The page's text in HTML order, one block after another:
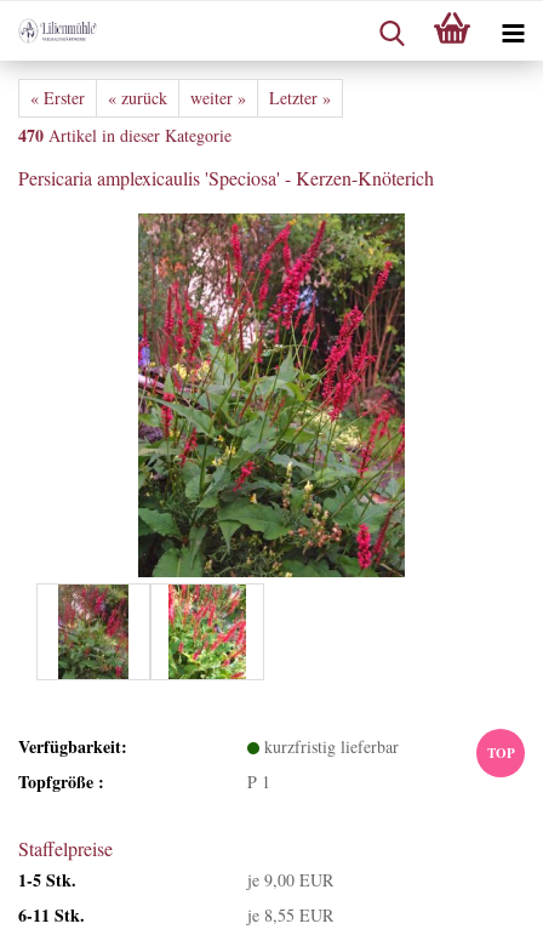
« Erster « zurück weiter » Letzter »
470 Artikel in dieser Kategorie
Persicaria amplexicaulis 'Speciosa' - Kerzen-Knöterich
TOP
Verfügbarkeit: kurzfristig lieferbar
Topfgröße : P 1
Staffelpreise
1-5 Stk.
je 9,00 EUR
6-11 Stk. je 8,55 EUR